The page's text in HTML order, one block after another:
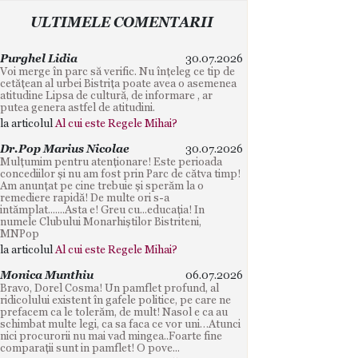
ULTIMELE COMENTARII
Purghel Lidia
30.07.2026
Voi merge în parc să verific. Nu înțeleg ce tip de
cetățean al urbei Bistrița poate avea o asemenea
atitudine Lipsa de cultură, de informare , ar
putea genera astfel de atitudini.
la articolul Al cui este Regele Mihai?
Dr.Pop Marius Nicolae
30.07.2026
Mulțumim pentru atenționare! Este perioada
concediilor și nu am fost prin Parc de cătva timp!
Am anunțat pe cine trebuie și sperăm la o
remediere rapidă! De multe ori s-a
intămplat.......Asta e! Greu cu...educația! In
numele Clubului Monarhiștilor Bistriteni,
MNPop
la articolul Al cui este Regele Mihai?
Monica Munthiu
06.07.2026
Bravo, Dorel Cosma! Un pamflet profund, al
ridicolului existent în gafele politice, pe care ne
prefacem ca le tolerăm, de mult! Nasol e ca au
schimbat multe legi, ca sa faca ce vor uni…Atunci
nici procurorii nu mai vad mingea..Foarte fine
comparații sunt in pamflet! O pove...